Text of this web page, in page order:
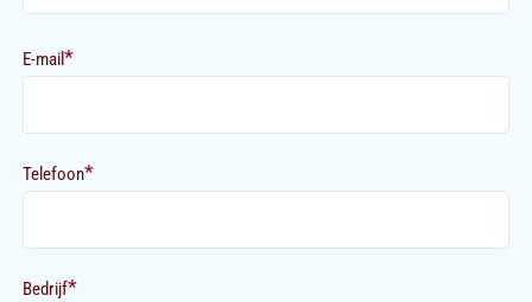
E-mail*
Telefoon*
Bedrijf*